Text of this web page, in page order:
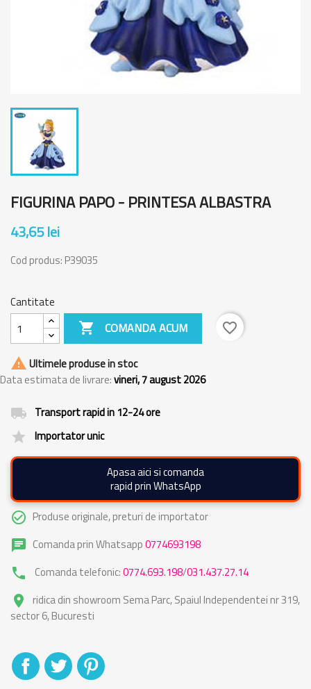
FIGURINA PAPO - PRINTESA ALBASTRA
43,65 lei
Cod produs: P39035
Cantitate
 COMANDA ACUM favorite_border
 Ultimele produse in stoc
Data estimata de livrare:vineri, 7 august 2026
local_shipping Transport rapid in 12-24 ore
grade Importator unic
Apasa aici si comanda
rapid prin WhatsApp
check_circle_outline Produse originale, preturi de importator
chat Comanda prin Whatsapp0774693198
phone Comanda telefonic:0774.693.198/031.437.27.14
place
ridica din showroom Sema Parc, Spaiul Independentei nr 319,
sector 6, Bucuresti
DistribuitiTweet